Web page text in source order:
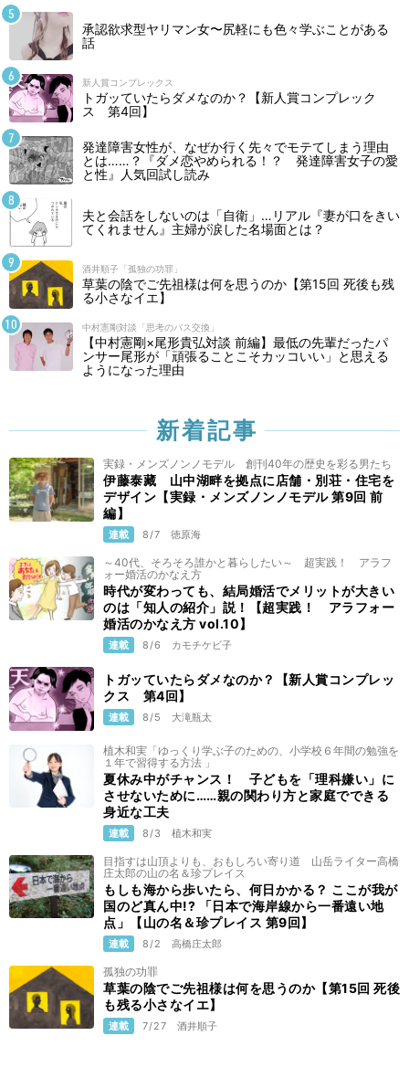
承認欲求型ヤリマン女〜尻軽にも色々学ぶことがある
話
新人賞コンプレックス
トガッていたらダメなのか？【新人賞コンプレック
ス 第4回】
発達障害女性が、なぜか行く先々でモテてしまう理由
とは……？『ダメ恋やめられる！？ 発達障害女子の愛
と性』人気回試し読み
夫と会話をしないのは「自衛」…リアル『妻が口をきい
てくれません』主婦が涙した名場面とは？
酒井順子「孤独の功罪」
草葉の陰でご先祖様は何を思うのか【第15回 死後も残
る小さなイエ】
中村憲剛対談「思考のパス交換」
【中村憲剛×尾形貴弘対談 前編】最低の先輩だったパ
ンサー尾形が「頑張ることこそカッコいい」と思える
ようになった理由
新着記事
実録・メンズノンノモデル 創刊40年の歴史を彩る男たち
伊藤泰藏 山中湖畔を拠点に店舗・別荘・住宅を
デザイン【実録・メンズノンノモデル 第9回 前
編】
連載 8/7 徳原海
～40代、そろそろ誰かと暮らしたい～ 超実践！ アラフ
ォー婚活のかなえ方
時代が変わっても、結局婚活でメリットが大きい
のは「知人の紹介」説！【超実践！ アラフォー
婚活のかなえ方 vol.10】
連載 8/6 カモチケビ子
トガッていたらダメなのか？【新人賞コンプレッ
クス 第4回】
連載 8/5 大滝瓶太
植木和実「ゆっくり学ぶ子のための、小学校６年間の勉強を
１年で習得する方法 」
夏休み中がチャンス！ 子どもを「理科嫌い」に
させないために……親の関わり方と家庭でできる
身近な工夫
連載 8/3 植木和実
目指すは山頂よりも、おもしろい寄り道 山岳ライター高橋
庄太郎の山の名＆珍プレイス
もしも海から歩いたら、何日かかる？ ここが我が
国のど真ん中!? 「日本で海岸線から一番遠い地
点」【山の名＆珍プレイス 第9回】
連載 8/2 高橋庄太郎
孤独の功罪
草葉の陰でご先祖様は何を思うのか【第15回 死後
も残る小さなイエ】
連載 7/27 酒井順子